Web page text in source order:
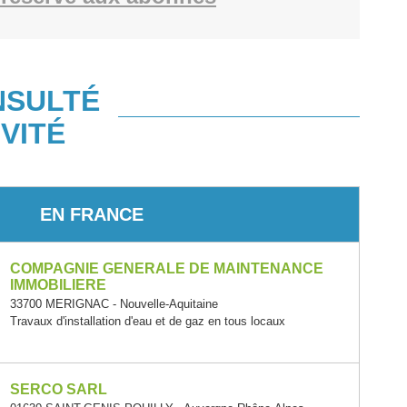
EN FRANCE
COMPAGNIE GENERALE DE MAINTENANCE
IMMOBILIERE
33700 MERIGNAC - Nouvelle-Aquitaine
Travaux d'installation d'eau et de gaz en tous locaux
SERCO SARL